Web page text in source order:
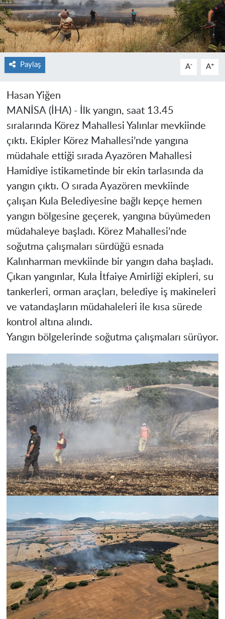
Paylaş A- A+
Hasan Yiğen
MANİSA (İHA) - İlk yangın, saat 13.45
sıralarında Körez Mahallesi Yalınlar mevkiinde
çıktı. Ekipler Körez Mahallesi’nde yangına
müdahale ettiği sırada Ayazören Mahallesi
Hamidiye istikametinde bir ekin tarlasında da
yangın çıktı. O sırada Ayazören mevkiinde
çalışan Kula Belediyesine bağlı kepçe hemen
yangın bölgesine geçerek, yangına büyümeden
müdahaleye başladı. Körez Mahallesi’nde
soğutma çalışmaları sürdüğü esnada
Kalınharman mevkiinde bir yangın daha başladı.
Çıkan yangınlar, Kula İtfaiye Amirliği ekipleri, su
tankerleri, orman araçları, belediye iş makineleri
ve vatandaşların müdahaleleri ile kısa sürede
kontrol altına alındı.
Yangın bölgelerinde soğutma çalışmaları sürüyor.